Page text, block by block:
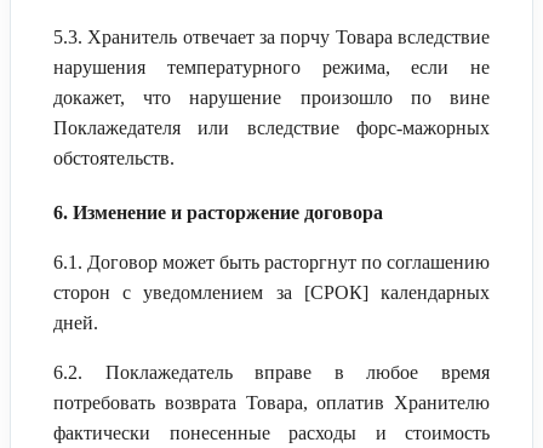
5.3. Хранитель отвечает за порчу Товара вследствие
нарушения температурного режима, если не
докажет, что нарушение произошло по вине
Поклажедателя или вследствие форс-мажорных
обстоятельств.
6. Изменение и расторжение договора
6.1. Договор может быть расторгнут по соглашению
сторон с уведомлением за [СРОК] календарных
дней.
6.2. Поклажедатель вправе в любое время
потребовать возврата Товара, оплатив Хранителю
фактически понесенные расходы и стоимость